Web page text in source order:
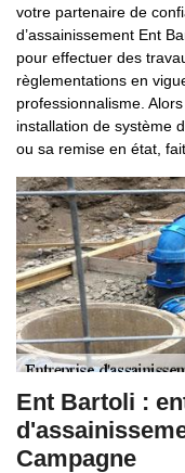
votre partenaire de
d’assainissement Ent
pour effectuer des
règlementations en
professionnalisme.
installation de système
ou sa remise en état,
Ent Bartoli :
Campagne